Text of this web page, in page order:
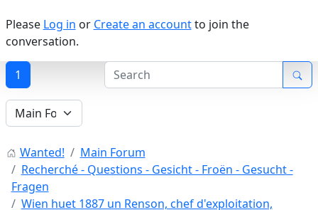
Please Log in or Create an accountto join the
conversation.
1
Wanted!
Main Forum
Recherché - Questions - Gesicht - Froën - Gesucht -
Fragen
Wien huet 1887 un Renson, chef d'exploitation,